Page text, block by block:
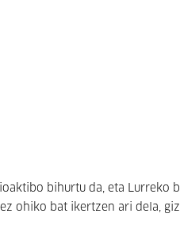
bihurtu da, eta Lurreko
ohiko bat ikertzen ari dela,